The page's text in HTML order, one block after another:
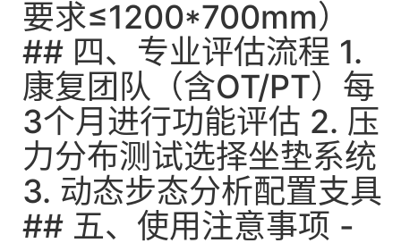
要求≤1200*700mm）
## 四、专业评估流程 1.
康复团队（含OT/PT）每
3个月进行功能评估 2. 压
力分布测试选择坐垫系统
3. 动态步态分析配置支具
## 五、使用注意事项 -